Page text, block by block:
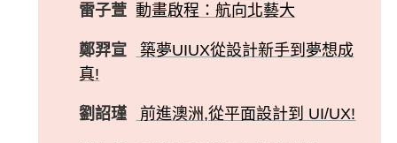
雷子萱 動畫啟程：航向北藝大
鄭羿宣
築夢UIUX從設計新手到夢想成
真!
劉詔瑾 前進澳洲,從平面設計到 UI/UX!